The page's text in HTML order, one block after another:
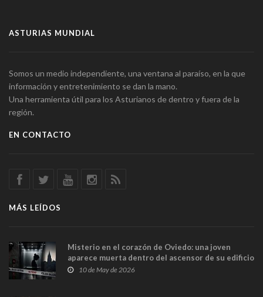
ASTURIAS MUNDIAL
Somos un medio independiente, una ventana al paraíso, en la que
información y entretenimiento se dan la mano.
Una herramienta útil para los Asturianos de dentro y fuera de la
región.
EN CONTACTO
MÁS LEÍDOS
Misterio en el corazón de Oviedo: una joven
aparece muerta dentro del ascensor de su edificio
y las cámaras captan sus últimos minutos
10 de May de 2026